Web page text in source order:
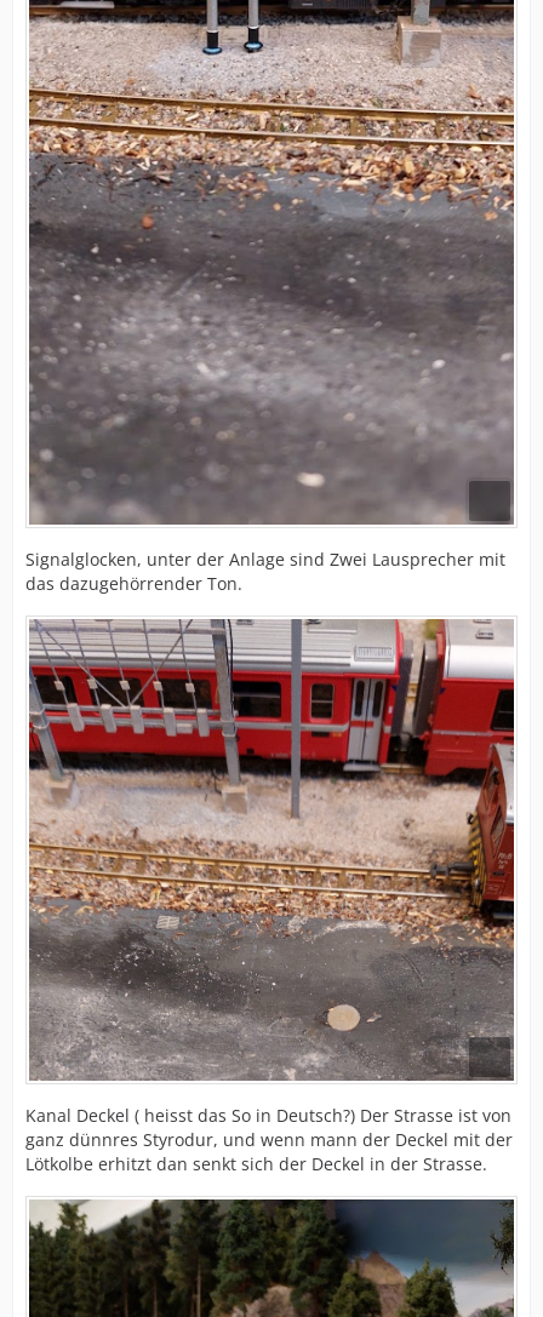
Signalglocken, unter der Anlage sind Zwei Lausprecher mit
das dazugehörrender Ton.
Kanal Deckel ( heisst das So in Deutsch?) Der Strasse ist von
ganz dünnres Styrodur, und wenn mann der Deckel mit der
Lötkolbe erhitzt dan senkt sich der Deckel in der Strasse.